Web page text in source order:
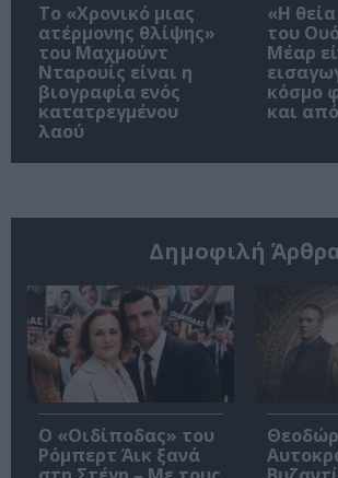
Το «Χρονικό μιας
ατέρμονης θλίψης»
του Μαχμούντ
Νταρουίς είναι η
βιογραφία ενός
κατατρεγμένου
λαού
«Η
του
Μέαρ
κόσμο
και
Δημοφιλή
O «Οιδίποδας» του
Ρόμπερτ Άικ ξανά